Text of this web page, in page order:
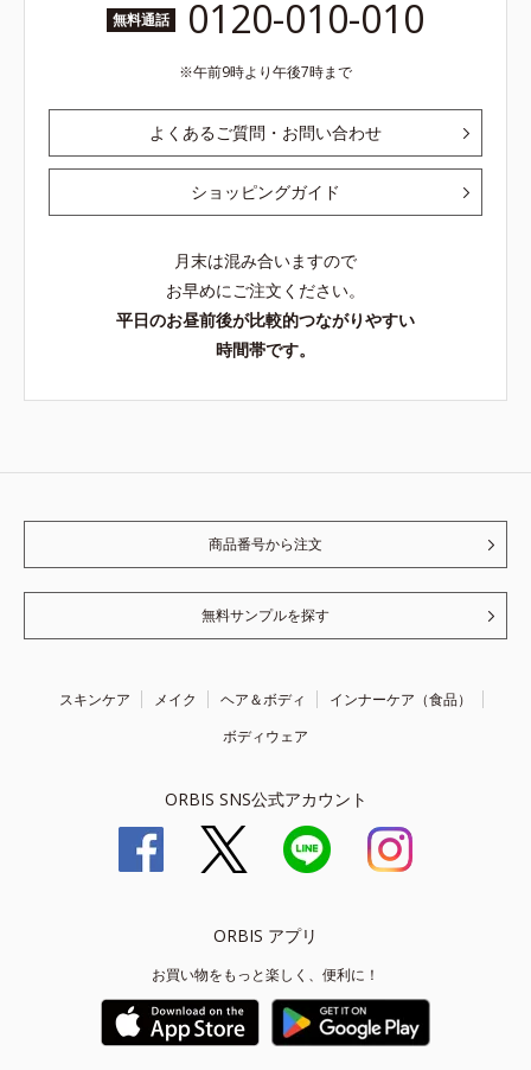
無料通話 0120-010-010
午前9時より午後7時まで
よくあるご質問・お問い合わせ
ショッピングガイド
月末は混み合いますので
お早めにご注文ください。
平日のお昼前後が比較的つながりやすい
時間帯です。
商品番号から注文
無料サンプルを探す
スキンケア メイク ヘア＆ボディ
インナーケア（食品）
ボディウェア
ORBIS SNS公式アカウント
ORBIS アプリ
お買い物をもっと楽しく、便利に！